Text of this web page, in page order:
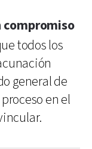
compromiso
todos los
general de
en el